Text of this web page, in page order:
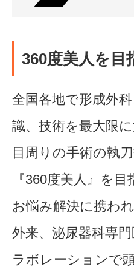
360度美人を目
全国各地で形成外
識、技術を最大限
目周りの手術の執
『360度美人』を
お悩み解決に携わ
外来、泌尿器科専
ラボレーションで